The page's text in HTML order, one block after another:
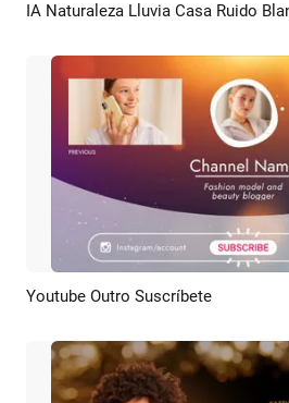
Previsualizar
Previsualizar
Youtube Outro Suscríbete